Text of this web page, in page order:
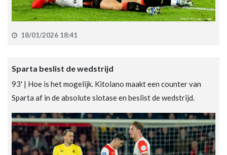
18/01/2026 18:41
Sparta beslist de wedstrijd
93' | Hoe is het mogelijk. Kitolano maakt een counter van
Sparta af in de absolute slotase en beslist de wedstrijd.